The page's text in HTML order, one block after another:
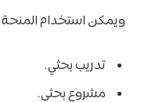
ويمكن استخدام المنحة
تدريب بحثي.
مشروع بحثي.